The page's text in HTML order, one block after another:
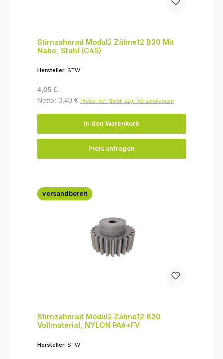
Stirnzahnrad Modul2 Zähne12 B20 Mit
Nabe, Stahl (C45)
Hersteller: STW
Regulärer Preis:
4,05 €
Netto: 3,40 € Preise inkl. MwSt. zzgl. Versandkosten
In den Warenkorb
Preis anfragen
versandbereit
Stirnzahnrad Modul2 Zähne12 B20
Vollmaterial, NYLON PA6+FV
Hersteller: STW